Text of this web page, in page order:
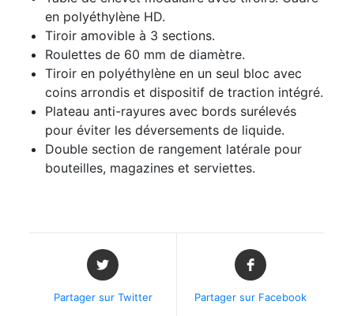
en polyéthylène HD.
Tiroir amovible à 3 sections.
Roulettes de 60 mm de diamètre.
Tiroir en polyéthylène en un seul bloc avec
coins arrondis et dispositif de traction intégré.
Plateau anti-rayures avec bords surélevés
pour éviter les déversements de liquide.
Double section de rangement latérale pour
bouteilles, magazines et serviettes.
Partager sur Twitter Partager sur Facebook